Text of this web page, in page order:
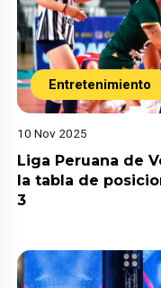
Entretenimiento
10 Nov 2025
Liga Peruana de
la tabla de
3